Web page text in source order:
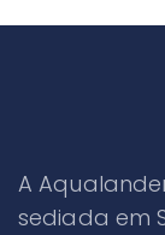
A
sediada em